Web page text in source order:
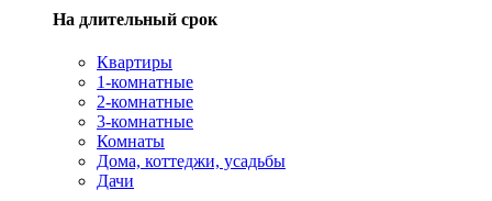
На длительный срок
Квартиры
1-комнатные
2-комнатные
3-комнатные
Комнаты
Дома, коттеджи, усадьбы
Дачи